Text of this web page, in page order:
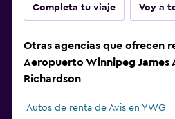
Completa tu viaje Voy a
Otras agencias que ofrecen
Aeropuerto Winnipeg James
Richardson
Autos de renta de Avis en YWG